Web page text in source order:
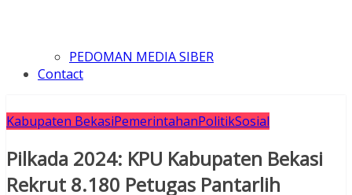
PEDOMAN MEDIA SIBER
Contact
Kabupaten BekasiPemerintahanPolitikSosial
Pilkada 2024: KPU Kabupaten Bekasi
Rekrut 8.180 Petugas Pantarlih